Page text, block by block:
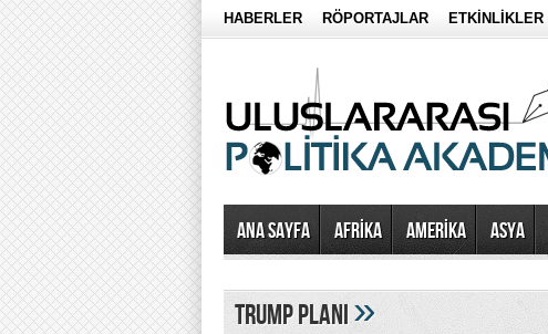
HABERLER RÖPORTAJLAR ETKİNLİKLER
Ana Sayfa AFRİKA AMERİKA ASYA
Trump Planı»